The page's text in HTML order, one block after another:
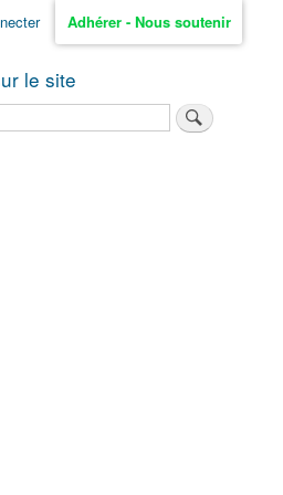
Adhérer - Nous soutenir
le site